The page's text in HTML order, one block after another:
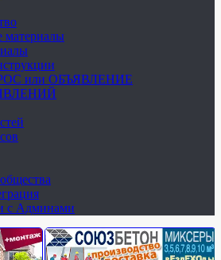
материалы
или ОБЪЯВЛЕНИЕ
с Админами